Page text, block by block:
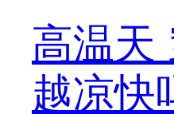
高温天
越凉快